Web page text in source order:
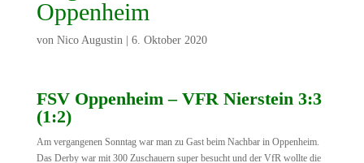
Oppenheim
von Nico Augustin| 6. Oktober 2020
FSV Oppenheim – VFR Nierstein 3:3
(1:2)
Am vergangenen Sonntag war man zu Gast beim Nachbar in Oppenheim.
Das Derby war mit 300 Zuschauern super besucht und der VfR wollte die